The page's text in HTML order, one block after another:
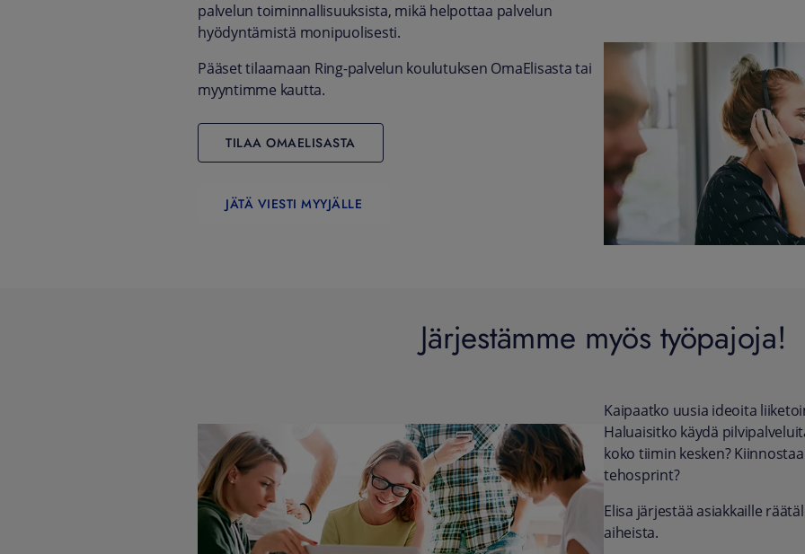
palvelun toiminnallisuuksista, mikä helpottaa palvelun
hyödyntämistä monipuolisesti.
Pääset tilaamaan Ring-palvelun koulutuksen OmaElisasta tai
myyntimme kautta.
TILAA OMAELISASTA
JÄTÄ VIESTI MYYJÄLLE
Järjestämme myös työpajoja!
Kaipaatko uusia ideoita
Haluaisitko käydä
koko tiimin kesken?
tehosprint?
Elisa järjestää asiakkaille
aiheista.